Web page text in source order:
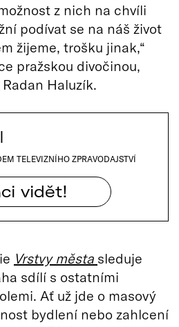
z nich na chvíli
podívat se na náš život
žijeme, trošku jinak,“
pražskou divočinou,
Haluzík.
TELEVIZNÍHO ZPRAVODAJSTVÍ
vidět!
Vrstvy města sleduje
sdílí s ostatními
Ať už jde o masový
bydlení nebo zahlcení